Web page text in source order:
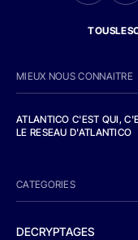
MIEUX NOUS CONNAITRE
ATLANTICO C'EST QUI,
LE RESEAU D'ATLANTICO
CATEGORIES
DECRYPTAGES